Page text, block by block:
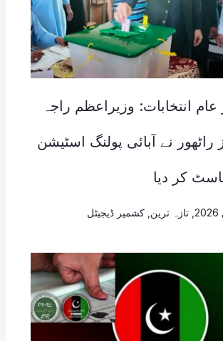
عام انتخابات: وزیراعظم راجہ
راٹھور نے آبائی پولنگ اسٹیشن
کر دیا
, تازہ ترین کشمیر ڈیجیٹل